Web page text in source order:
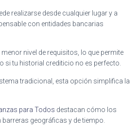
realizarse desde cualquier lugar y a
con entidades bancarias
menor nivel de requisitos, lo que permite
si tu historial crediticio no es perfecto.
tradicional, esta opción simplifica la
para Todos destacan cómo los
geográficas y de tiempo.